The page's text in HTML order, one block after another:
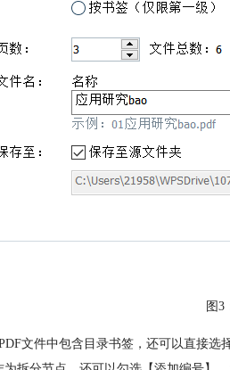
图3
文件中包含目录书签，还可以直接选